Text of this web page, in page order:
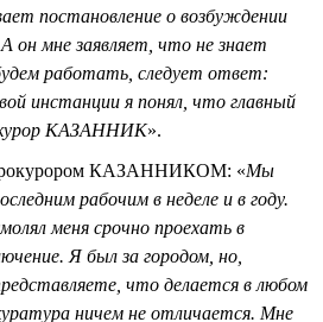
постановление о возбуждении
он мне заявляет, что не знает
работать, следует ответ:
инстанции я понял, что главный
КАЗАННИК».
прокурором КАЗАННИКОМ: «Мы
рабочим в неделе и в году.
меня срочно проехать в
Я был за городом, но,
что делается в любом
ничем не отличается. Мне